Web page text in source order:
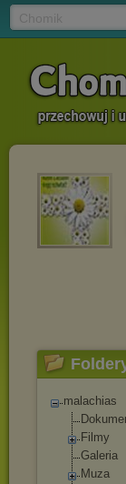
malachias
Filmy
Galeria
Muza